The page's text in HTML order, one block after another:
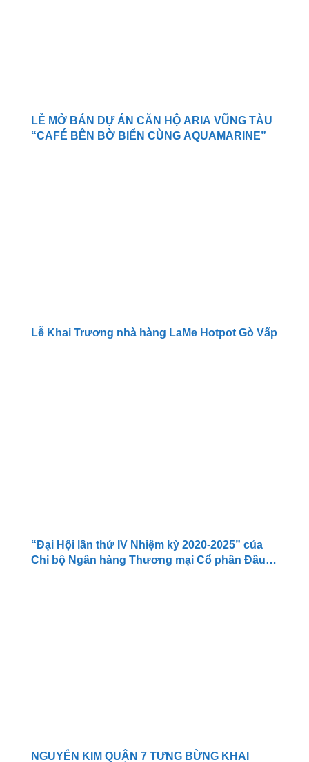
LỄ MỞ BÁN DỰ ÁN CĂN HỘ ARIA VŨNG TÀU
“CAFÉ BÊN BỜ BIỂN CÙNG AQUAMARINE”
Lễ Khai Trương nhà hàng LaMe Hotpot Gò Vấp
“Đại Hội lần thứ IV Nhiệm kỳ 2020-2025” của
Chi bộ Ngân hàng Thương mại Cổ phần Đầu
NGUYỄN KIM QUẬN 7 TƯNG BỪNG KHAI